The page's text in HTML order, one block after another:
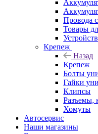
Провода
Товары
Крепеж
Назад
Крепеж
Болты
Гайки
Клипсы
Разъемы,
Хомуты
Автосервис
Наши магазины